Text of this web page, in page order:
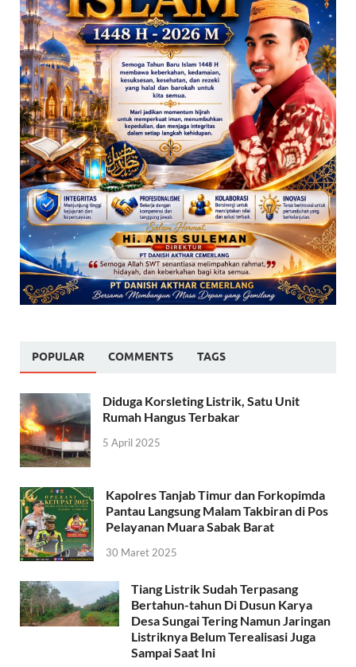
POPULAR COMMENTS TAGS
Diduga Korsleting Listrik, Satu Unit
Rumah Hangus Terbakar
5 April 2025
Kapolres Tanjab Timur dan Forkopimda
Pantau Langsung Malam Takbiran di Pos
Pelayanan Muara Sabak Barat
30 Maret 2025
Tiang Listrik Sudah Terpasang
Bertahun-tahun Di Dusun Karya
Desa Sungai Tering Namun Jaringan
Listriknya Belum Terealisasi Juga
Sampai Saat Ini